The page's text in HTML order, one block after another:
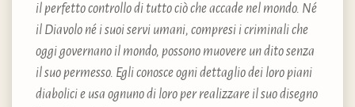
il perfetto controllo di tutto ciò che accade nel mondo. Né
il Diavolo né i suoi servi umani, compresi i criminali che
oggi governano il mondo, possono muovere un dito senza
il suo permesso. Egli conosce ogni dettaglio dei loro piani
diabolici e usa ognuno di loro per realizzare il suo disegno